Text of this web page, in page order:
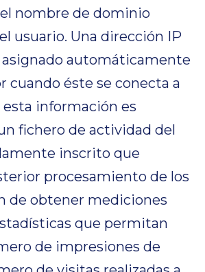
nombre de dominio
usuario. Una dirección IP
automáticamente
cuando éste se conecta a
información es
fichero de actividad del
inscrito que
procesamiento de los
de obtener mediciones
que permitan
de impresiones de